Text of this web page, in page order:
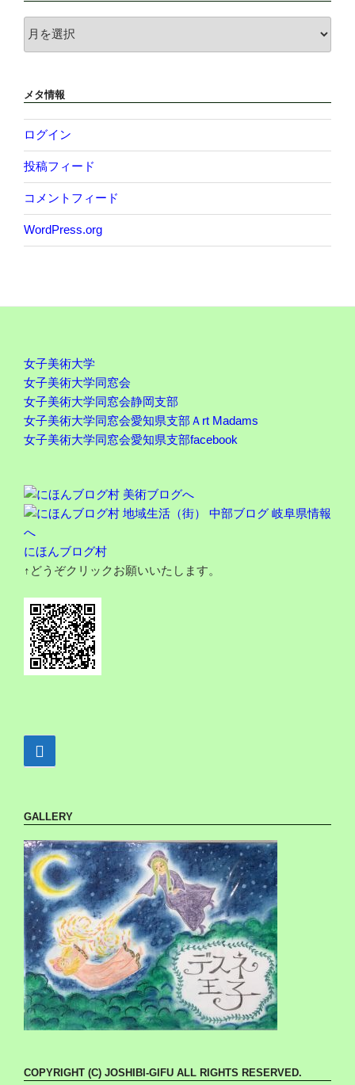
ア
ブ
メタ情報
ログイン
投稿フィード
コメントフィード
WordPress.org
女子美術大学
女子美術大学同窓会
女子美術大学同窓会静岡支部
女子美術大学同窓会愛知県支部Ａrt Madams
女子美術大学同窓会愛知県支部facebook
にほんブログ村
↑どうぞクリックお願いいたします。
GALLERY
COPYRIGHT (C) JOSHIBI-GIFU ALL RIGHTS RESERVED.